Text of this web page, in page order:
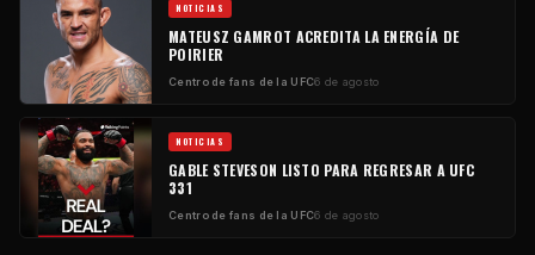
NOTICIAS
MATEUSZ GAMROT ACREDITA LA ENERGÍA DE
POIRIER
Centro de fans de la UFC6 de agosto
NOTICIAS
GABLE STEVESON LISTO PARA REGRESAR A UFC
331
Centro de fans de la UFC6 de agosto